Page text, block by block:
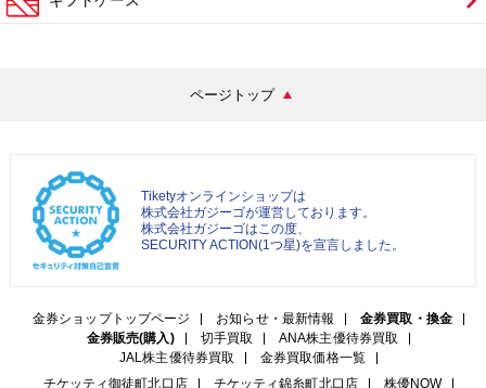
ページトップ
Tiketyオンラインショップは
株式会社ガジーゴが運営しております。
株式会社ガジーゴはこの度、
SECURITY ACTION(1つ星)を宣言しました。
金券ショップトップページ お知らせ・最新情報
金券買取・換金
金券販売(購入)
切手買取
ANA株主優待券買取
JAL株主優待券買取
金券買取価格一覧
チケッティ御徒町北口店
チケッティ錦糸町北口店 株優NOW